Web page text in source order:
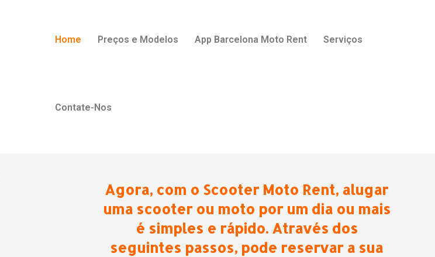
Home Preços e Modelos App Barcelona Moto Rent Serviços
Contate-Nos
Agora, com o Scooter Moto Rent, alugar
uma scooter ou moto por um dia ou mais
é simples e rápido. Através dos
seguintes passos, pode reservar a sua